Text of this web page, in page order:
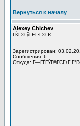
Вернуться к началу
Alexey Chichev
ГЌГ®ГўГЁГ·Г®ГЄ
Зарегистрирован:
Сообщения: 6
Откуда: Г—ГҐГЎГ®ГЄГ±Г